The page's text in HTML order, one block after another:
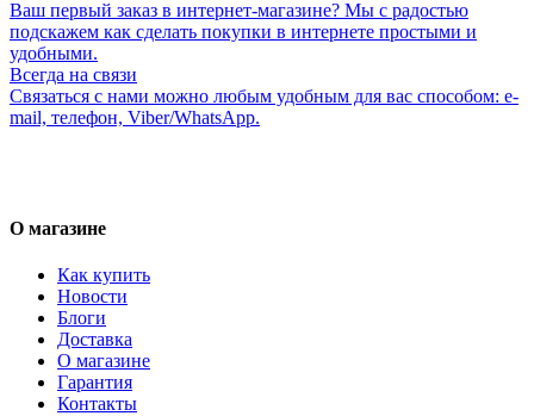
Ваш первый заказ в интернет-магазине? Мы с радостью
подскажем как сделать покупки в интернете простыми и
удобными.
Всегда на связи
Связаться с нами можно любым удобным для вас способом: e-
mail, телефон, Viber/WhatsApp.
О магазине
Как купить
Новости
Блоги
Доставка
О магазине
Гарантия
Контакты